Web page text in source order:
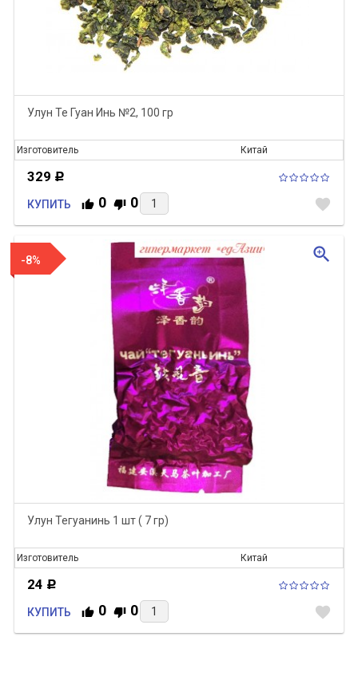
Улун Те Гуан Инь №2, 100 гр
Изготовитель Китай
329 Р
КУПИТЬ 0 0 favorite
-8%
Улун Тегуанинь 1 шт ( 7 гр)
Изготовитель Китай
24 Р
КУПИТЬ 0 0 favorite
zoom_in